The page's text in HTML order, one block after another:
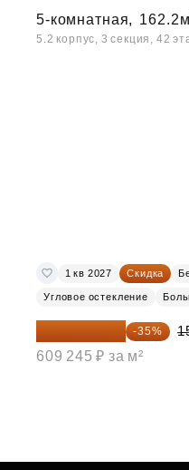
5-комнатная,
5.2 корпус, 3 секция, 42
1 кв 2027 Скидка
Угловое остекление
98 819 539 ₽ -35%
609 245 ₽ за м²